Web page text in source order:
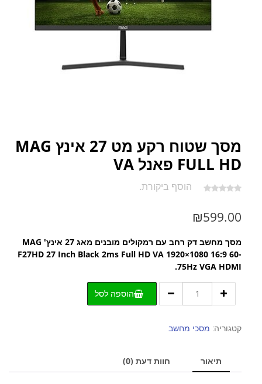
מסך שטוח רקע מט 27 אינץ MAG
FULL HD פאנל VA
הוסף ביקורת.
₪599.00
מסך מחשב דק רחב עם רמקולים מובנים מאג 27 אינץ' MAG
F27HD 27 Inch Black 2ms Full HD VA 1920×1080 16:9 60-
75Hz VGA HDMI.
שטוח
אינץ
הוספה לסל
קטגוריה: מסכי מחשב
תיאור חוות דעת (0)